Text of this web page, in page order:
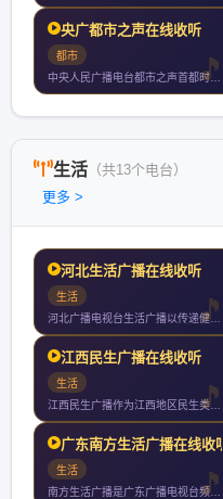
央广都市之声在线收听
都市
中央人民广播电台都市之声首都时尚资讯娱乐台京城第一家汽车调频
生活 （共13个电台）
更多 >
河北生活广播在线收听
生活
河北广播电视台生活广播以传递健康知识引领健康生活为目标努力打
江西民生广播在线收听
生活
江西民生广播作为江西地区民生类主流广播媒体年频率重构定位提出
广东南方生活广播在线收听
生活
南方生活广播是广东广播电视台频率之一作为华南地区唯一一家以传